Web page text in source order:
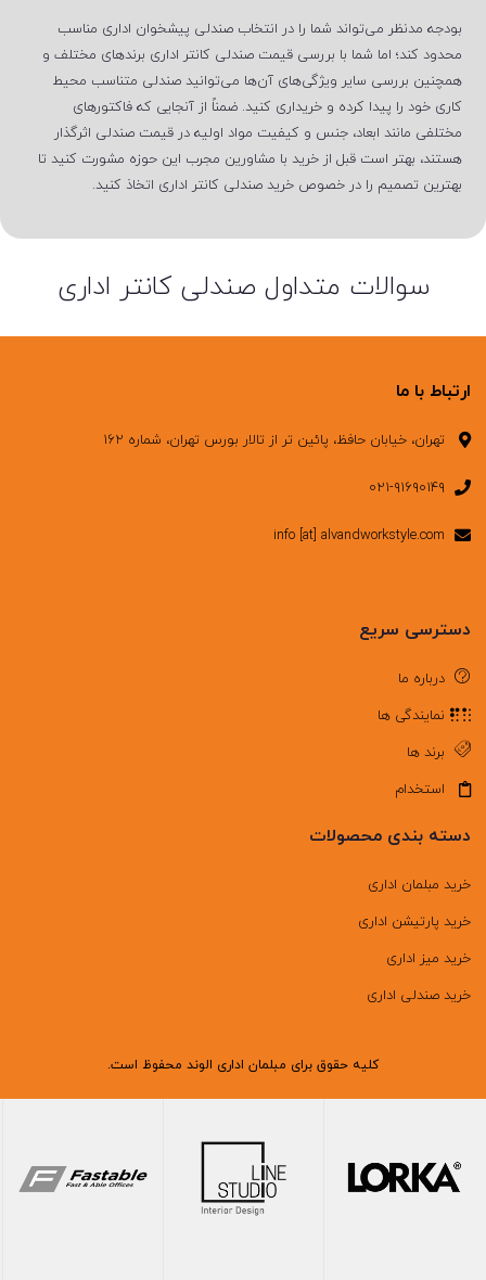
بودجه مدنظر می‌تواند شما را در انتخاب صندلی پیشخوان اداری مناسب
محدود کند؛ اما شما با بررسی قیمت صندلی کانتر اداری برندهای مختلف و
همچنین بررسی سایر ویژگی‌های آن‌ها می‌توانید صندلی متناسب محیط
کاری خود را پیدا کرده و خریداری کنید. ضمناً از آنجایی ‌که فاکتورهای
مختلفی مانند ابعاد، جنس و کیفیت مواد اولیه در قیمت صندلی اثرگذار
هستند، بهتر است قبل از خرید با مشاورین مجرب این حوزه مشورت کنید تا
بهترین تصمیم را در خصوص خرید صندلی کانتر اداری اتخاذ کنید.
سوالات متداول صندلی کانتر اداری
ارتباط با ما
تهران، خیابان حافظ، پائین تر از تالار بورس تهران، شماره ۱۶۲
۰۲۱-۹۱۶۹۰۱۴۹
info [at] alvandworkstyle.com
دسترسی سریع
درباره ما
نمایندگی ها
برند ها
استخدام
دسته بندی محصولات
خرید مبلمان اداری
خرید پارتیشن اداری
خرید میز اداری
خرید صندلی اداری
کلیه حقوق برای مبلمان اداری الوند محفوظ است.